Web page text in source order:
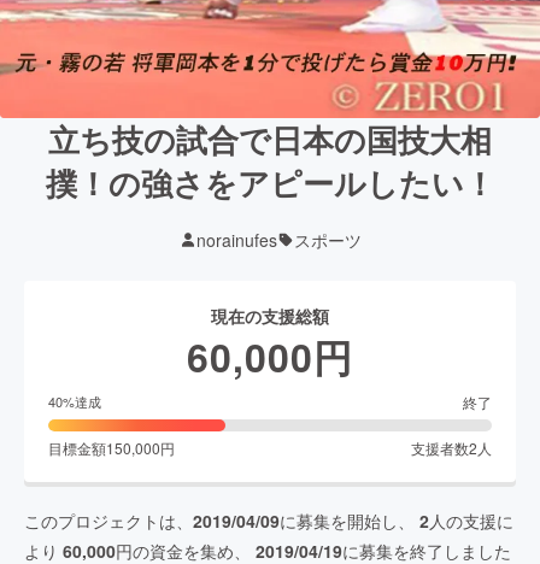
立ち技の試合で日本の国技大相
撲！の強さをアピールしたい！
norainufes スポーツ
現在の支援総額
60,000円
40%達成 終了
目標金額150,000円 支援者数2 人
このプロジェクトは、 2019/04/09に募集を開始し、 2人の支援に
より 60,000円の資金を集め、 2019/04/19に募集を終了しました